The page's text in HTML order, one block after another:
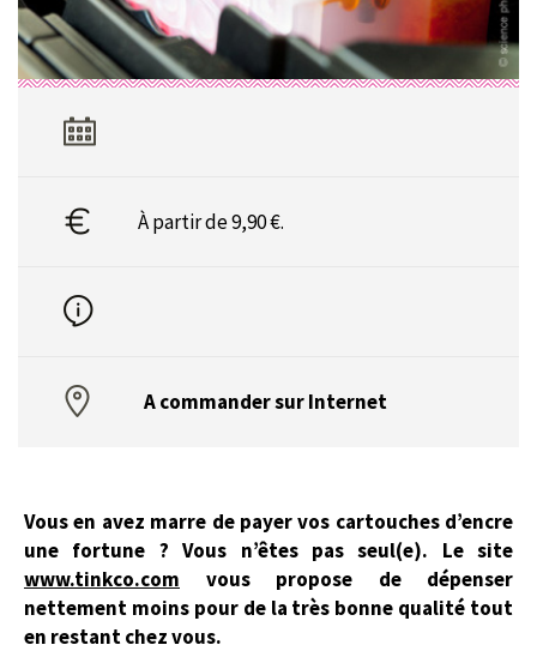
À partir de 9,90 €.
A commander sur Internet
Vous en avez marre de payer vos cartouches d’encre
une fortune ? Vous n’êtes pas seul(e). Le site
www.tinkco.com vous propose de dépenser
nettement moins pour de la très bonne qualité tout
en restant chez vous.